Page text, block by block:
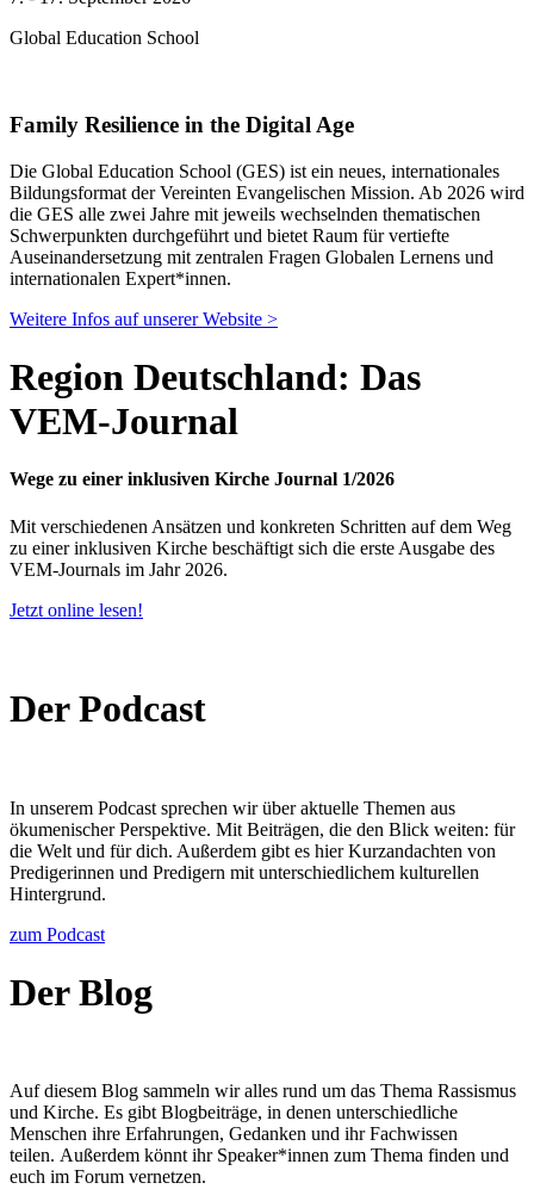
Global Education School
Family Resilience in the Digital Age
Die Global Education School (GES) ist ein neues, internationales
Bildungsformat der Vereinten Evangelischen Mission. Ab 2026 wird
die GES alle zwei Jahre mit jeweils wechselnden thematischen
Schwerpunkten durchgeführt und bietet Raum für vertiefte
Auseinandersetzung mit zentralen Fragen Globalen Lernens und
internationalen Expert*innen.
Weitere Infos auf unserer Website >
Region Deutschland: Das
VEM-Journal
Wege zu einer inklusiven Kirche Journal 1/2026
Mit verschiedenen Ansätzen und konkreten Schritten auf dem Weg
zu einer inklusiven Kirche beschäftigt sich die erste Ausgabe des
VEM-Journals im Jahr 2026.
Jetzt online lesen!
Der Podcast
In unserem Podcast sprechen wir über aktuelle Themen aus
ökumenischer Perspektive. Mit Beiträgen, die den Blick weiten: für
die Welt und für dich. Außerdem gibt es hier Kurzandachten von
Predigerinnen und Predigern mit unterschiedlichem kulturellen
Hintergrund.
zum Podcast
Der Blog
Auf diesem Blog sammeln wir alles rund um das Thema Rassismus
und Kirche. Es gibt Blogbeiträge, in denen unterschiedliche
Menschen ihre Erfahrungen, Gedanken und ihr Fachwissen
teilen. Außerdem könnt ihr Speaker*innen zum Thema finden und
euch im Forum vernetzen.